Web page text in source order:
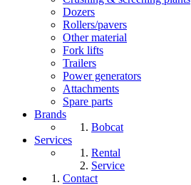
Dozers
Rollers/pavers
Other material
Fork lifts
Trailers
Power generators
Attachments
Spare parts
Brands
Bobcat
Services
Rental
Service
Contact